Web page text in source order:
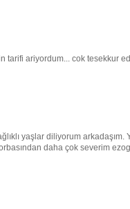
tarifi ariyordum... cok tesekkur
yaşlar diliyorum arkadaşım.
daha çok severim